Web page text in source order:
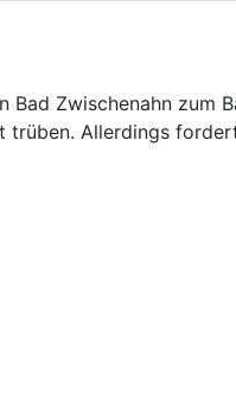
Bad Zwischenahn zum
Allerdings